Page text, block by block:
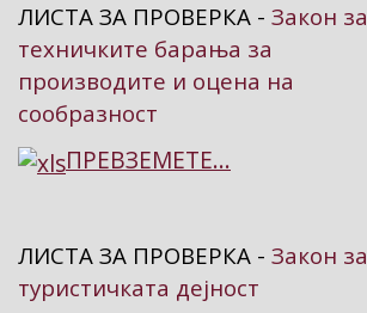
ЛИСТА ЗА ПРОВЕРКА - Закон за
техничките барања за
производите и оцена на
сообразност
ПРЕВЗЕМЕТЕ...
ЛИСТА ЗА ПРОВЕРКА - Закон за
туристичката дејност